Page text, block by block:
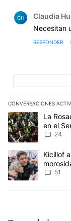
CH Claudia
Necesitan
RESPONDER
CONVERSACIONES
Este listado
Un artículo de
La
en el
24
Un artículo deKicillof
51